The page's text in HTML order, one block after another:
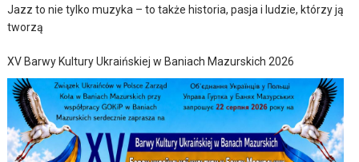
Jazz to nie tylko muzyka – to także historia, pasja i ludzie, którzy ją
tworzą
XV Barwy Kultury Ukraińskiej w Baniach Mazurskich 2026